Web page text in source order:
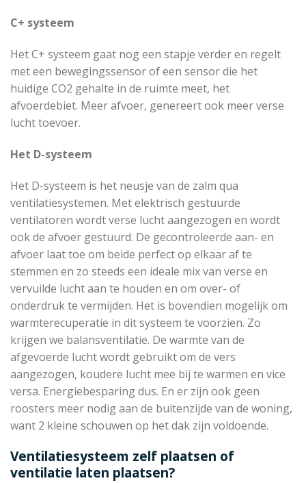
C+ systeem
Het C+ systeem gaat nog een stapje verder en regelt
met een bewegingssensor of een sensor die het
huidige CO2 gehalte in de ruimte meet, het
afvoerdebiet. Meer afvoer, genereert ook meer verse
lucht toevoer.
Het D-systeem
Het D-systeem is het neusje van de zalm qua
ventilatiesystemen. Met elektrisch gestuurde
ventilatoren wordt verse lucht aangezogen en wordt
ook de afvoer gestuurd. De gecontroleerde aan- en
afvoer laat toe om beide perfect op elkaar af te
stemmen en zo steeds een ideale mix van verse en
vervuilde lucht aan te houden en om over- of
onderdruk te vermijden. Het is bovendien mogelijk om
warmterecuperatie in dit systeem te voorzien. Zo
krijgen we balansventilatie. De warmte van de
afgevoerde lucht wordt gebruikt om de vers
aangezogen, koudere lucht mee bij te warmen en vice
versa. Energiebesparing dus. En er zijn ook geen
roosters meer nodig aan de buitenzijde van de woning,
want 2 kleine schouwen op het dak zijn voldoende.
Ventilatiesysteem zelf plaatsen of
ventilatie laten plaatsen?